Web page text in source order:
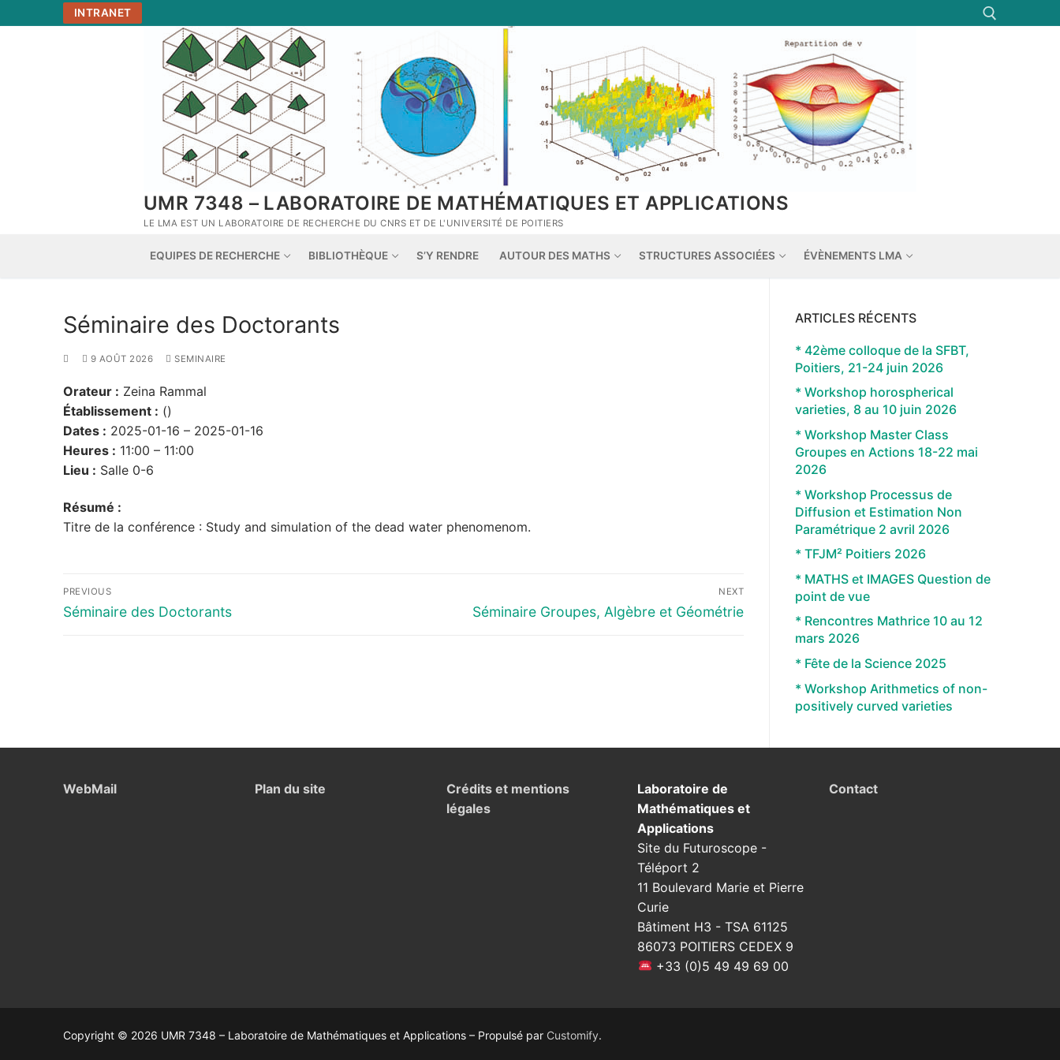
au
INTRANET
Rechercher :
UMR 7348 – LABORATOIRE DE MATHÉMATIQUES ET APPLICATIONS
LE LMA EST UN LABORATOIRE DE RECHERCHE DU CNRS ET DE L'UNIVERSITÉ DE POITIERS
EQUIPES DE RECHERCHE BIBLIOTHÈQUE S’Y RENDRE AUTOUR DES MATHS STRUCTURES ASSOCIÉES ÉVÈNEMENTS LMA
Séminaire des Doctorants
9 AOÛT 2026 SEMINAIRE
Orateur : Zeina Rammal
Établissement : ()
Dates : 2025-01-16 – 2025-01-16
Heures : 11:00 – 11:00
Lieu : Salle 0-6
Résumé :
Titre de la conférence : Study and simulation of the dead water phenomenom.
Navigation
de
PREVIOUS
Previous
Séminaire des Doctorants
NEXT
Next
Séminaire Groupes, Algèbre et Géométrie
ARTICLES RÉCENTS
* 42ème colloque de la SFBT,
Poitiers, 21-24 juin 2026
* Workshop horospherical
varieties, 8 au 10 juin 2026
* Workshop Master Class
Groupes en Actions 18-22 mai
2026
* Workshop Processus de
Diffusion et Estimation Non
Paramétrique 2 avril 2026
* TFJM² Poitiers 2026
* MATHS et IMAGES Question de
point de vue
* Rencontres Mathrice 10 au 12
mars 2026
* Fête de la Science 2025
* Workshop Arithmetics of non-
positively curved varieties
WebMail Plan du site
Crédits et mentions
légales
Laboratoire de
Mathématiques et
Applications
Site du Futuroscope -
Téléport 2
11 Boulevard Marie et Pierre
Curie
Bâtiment H3 - TSA 61125
86073 POITIERS CEDEX 9
+33 (0)5 49 49 69 00
Contact
Copyright © 2026 UMR 7348 – Laboratoire de Mathématiques et Applications – Propulsé par Customify.